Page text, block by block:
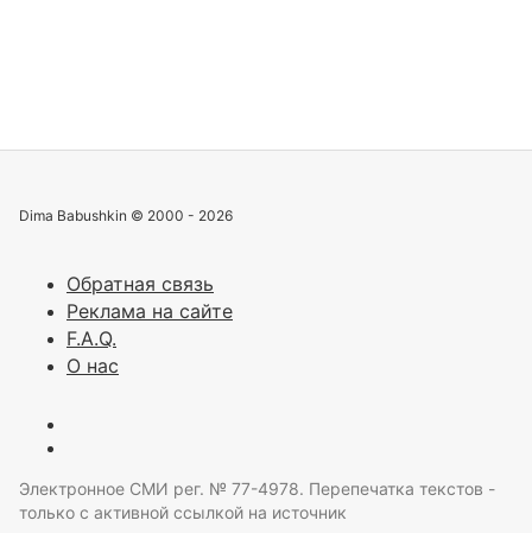
Dima Babushkin © 2000 - 2026
Обратная связь
Реклама на сайте
F.A.Q.
О нас
Электронное СМИ рег. № 77-4978. Перепечатка текстов -
только с активной ссылкой на источник